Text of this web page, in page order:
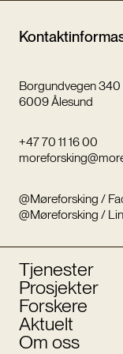
Borgundvegen 340
6009 Ålesund
+47 70 11 16 00
@Møreforsking /
@Møreforsking /
Tjenester
Prosjekter
Forskere
Aktuelt
Om oss